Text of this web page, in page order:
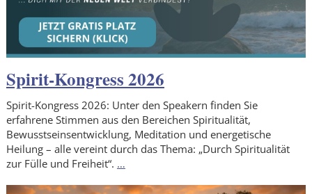
Spirit-Kongress 2026
Spirit-Kongress 2026: Unter den Speakern finden Sie
erfahrene Stimmen aus den Bereichen Spiritualität,
Bewusstseinsentwicklung, Meditation und energetische
Heilung – alle vereint durch das Thema: „Durch Spiritualität
zur Fülle und Freiheit“. …